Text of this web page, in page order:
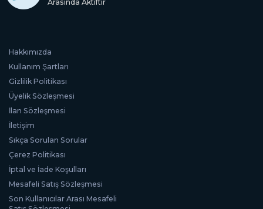
Arasında Aktiftir
Hakkımızda
Kullanım Şartları
Gizlilik Politikası
Üyelik Sözleşmesi
İlan Sözleşmesi
İletişim
Sıkça Sorulan Sorular
Çerez Politikası
İptal ve İade Koşulları
Mesafeli Satış Sözleşmesi
Son Kullanıcılar Arası Mesafeli